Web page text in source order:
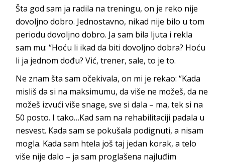
Šta god sam ja radila na treningu, on je reko nije
dovoljno dobro. Jednostavno, nikad nije bilo u tom
periodu dovoljno dobro. Ja sam bila ljuta i rekla
sam mu: “Hoću li ikad da biti dovoljno dobra? Hoću
li ja jednom dođu? Vić, trener, sale, to je to.
Ne znam šta sam očekivala, on mi je rekao: “Kada
misliš da si na maksimumu, da više ne možeš, da ne
možeš izvući više snage, sve si dala – ma, tek si na
50 posto. I tako…Kad sam na rehabilitaciji padala u
nesvest. Kada sam se pokušala podignuti, a nisam
mogla. Kada sam htela još taj jedan korak, a telo
više nije dalo – ja sam proglašena najluđim